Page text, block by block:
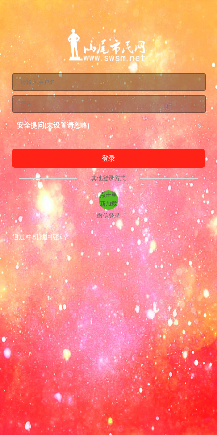
安全提问(未设置请忽略)
登录
其他登录方式
点击重
新加载
微信登录
通过手机找回密码